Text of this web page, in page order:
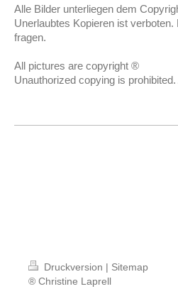
Alle Bilder unterliegen dem
Unerlaubtes Kopieren ist
fragen.
All pictures are copyright ®
Unauthorized copying is
Druckversion | Sitemap
® Christine Laprell